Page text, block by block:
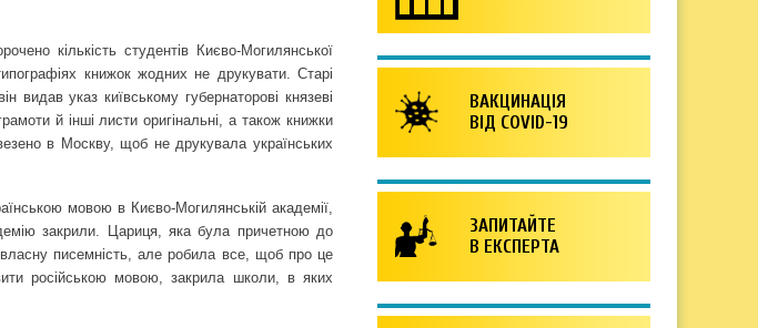
кількість студентів Києво-Могилянської
книжок жодних не друкувати. Старі
указ київському губернаторові князеві
й інші листи оригінальні, а також книжки
в Москву, щоб не друкувала українських
мовою в Києво-Могилянській академії,
закрили. Цариця, яка була причетною до
писемність, але робила все, щоб про це
російською мовою, закрила школи, в яких
ВАКЦИНАЦІЯ
ВІД COVID-19
ЗАПИТАЙТЕ
В ЕКСПЕРТА